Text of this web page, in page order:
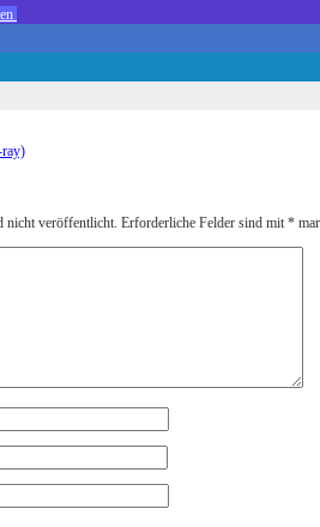
nicht veröffentlicht. Erforderliche Felder sind mit *